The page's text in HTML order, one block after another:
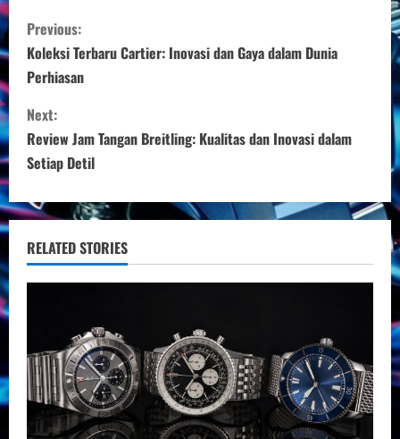
C
o
n
t
i
n
u
e
e
a
Previous:
Koleksi Terbaru Cartier: Inovasi dan Gaya dalam Dunia
Perhiasan
Next:
Review Jam Tangan Breitling: Kualitas dan Inovasi dalam
Setiap Detil
RELATED STORIES